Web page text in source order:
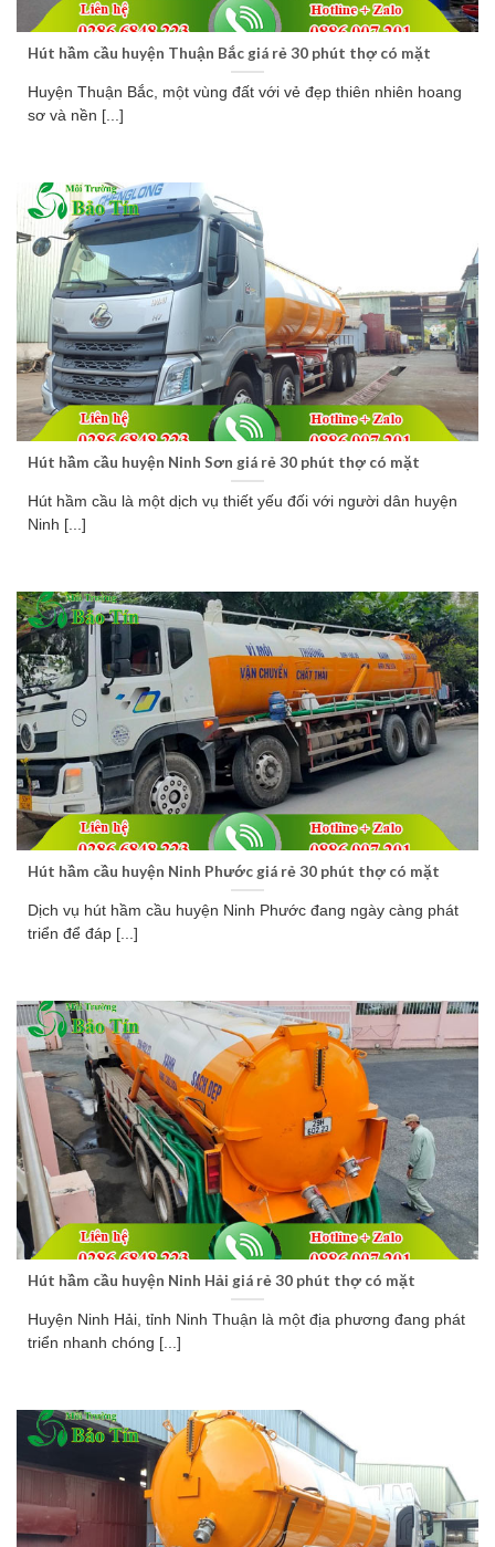
Hút hầm cầu huyện Thuận Bắc giá rẻ 30 phút thợ có mặt
Huyện Thuận Bắc, một vùng đất với vẻ đẹp thiên nhiên hoang
sơ và nền [...]
Hút hầm cầu huyện Ninh Sơn giá rẻ 30 phút thợ có mặt
Hút hầm cầu là một dịch vụ thiết yếu đối với người dân huyện
Ninh [...]
Hút hầm cầu huyện Ninh Phước giá rẻ 30 phút thợ có mặt
Dịch vụ hút hầm cầu huyện Ninh Phước đang ngày càng phát
triển để đáp [...]
Hút hầm cầu huyện Ninh Hải giá rẻ 30 phút thợ có mặt
Huyện Ninh Hải, tỉnh Ninh Thuận là một địa phương đang phát
triển nhanh chóng [...]